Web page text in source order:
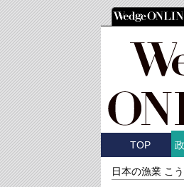
TOP
日本の漁業 こ